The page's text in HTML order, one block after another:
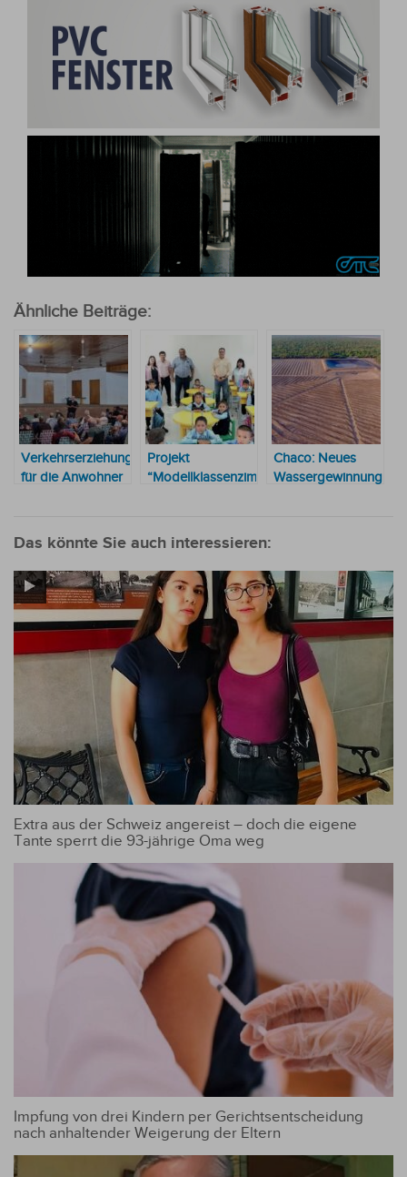
Ähnliche Beiträge:
Verkehrserziehung
für die Anwohner
Projekt
“Modellklassenzimmer“
Chaco: Neues
Das könnte Sie auch interessieren:
Extra aus der Schweiz angereist – doch die eigene
Tante sperrt die 93-jährige Oma weg
Impfung von drei Kindern per Gerichtsentscheidung
nach anhaltender Weigerung der Eltern